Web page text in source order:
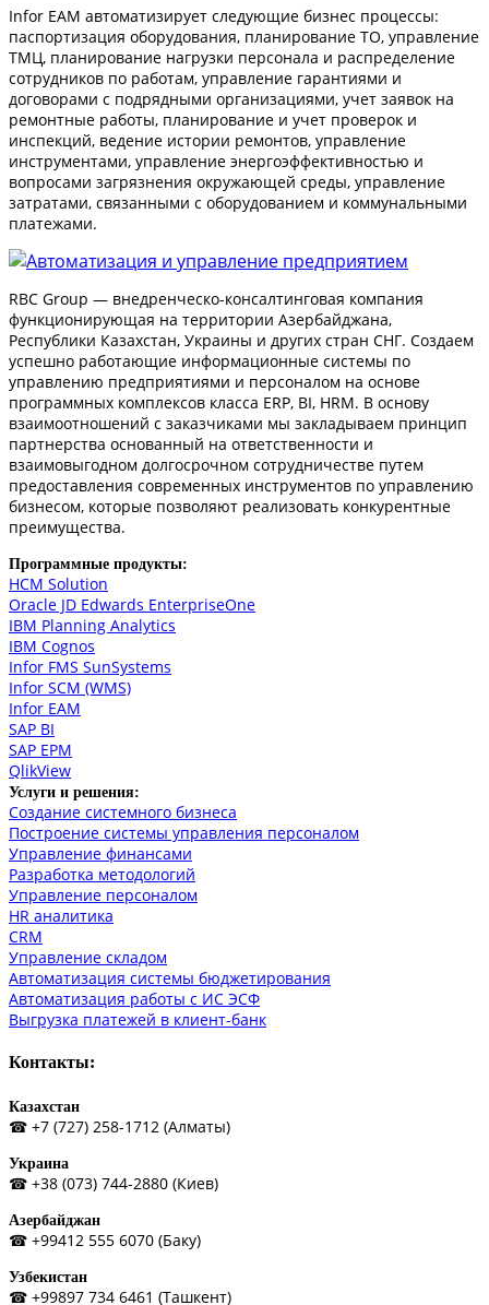
Infor EAM автоматизирует следующие бизнес процессы:
паспортизация оборудования, планирование ТО, управление
ТМЦ, планирование нагрузки персонала и распределение
сотрудников по работам, управление гарантиями и
договорами с подрядными организациями, учет заявок на
ремонтные работы, планирование и учет проверок и
инспекций, ведение истории ремонтов, управление
инструментами, управление энергоэффективностью и
вопросами загрязнения окружающей среды, управление
затратами, связанными с оборудованием и коммунальными
платежами.
RBC Group — внедренческо-консалтинговая компания
функционирующая на территории Азербайджана,
Республики Казахстан, Украины и других стран СНГ. Создаем
успешно работающие информационные системы по
управлению предприятиями и персоналом на основе
программных комплексов класса ERP, BI, HRM. В основу
взаимоотношений с заказчиками мы закладываем принцип
партнерства основанный на ответственности и
взаимовыгодном долгосрочном сотрудничестве путем
предоставления современных инструментов по управлению
бизнесом, которые позволяют реализовать конкурентные
преимущества.
Программные продукты:
HCM Solution
Oracle JD Edwards EnterpriseOne
IBM Planning Analytics
IBM Cognos
Infor FMS SunSystems
Infor SCM (WMS)
Infor EAM
SAP BI
SAP EPM
QlikView
Услуги и решения:
Создание системного бизнеса
Построение системы управления персоналом
Управление финансами
Разработка методологий
Управление персоналом
HR аналитика
СRM
Управление складом
Автоматизация системы бюджетирования
Автоматизация работы с ИС ЭСФ
Выгрузка платежей в клиент-банк
Контакты:
Казахстан
☎ +7 (727) 258-1712 (Алматы)
Украина
☎ +38 (073) 744-2880 (Киев)
Азербайджан
☎ +99412 555 6070 (Баку)
Узбекистан
☎ +99897 734 6461 (Ташкент)